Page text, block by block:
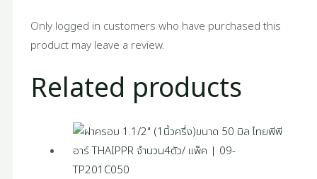
Only logged in customers who have purchased this
product may leave a review.
Related products